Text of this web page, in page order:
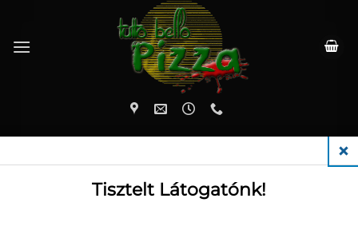
content
KEZDŐLAP / PIZZÁK (30 CM)
Tisztelt Látogatónk!